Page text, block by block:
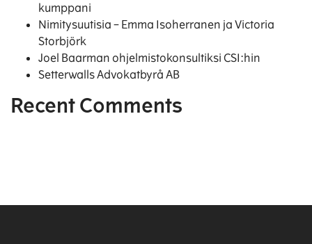
kumppani
Nimitysuutisia – Emma Isoherranen ja Victoria
Storbjörk
Joel Baarman ohjelmistokonsultiksi CSI:hin
Setterwalls Advokatbyrå AB
Recent Comments